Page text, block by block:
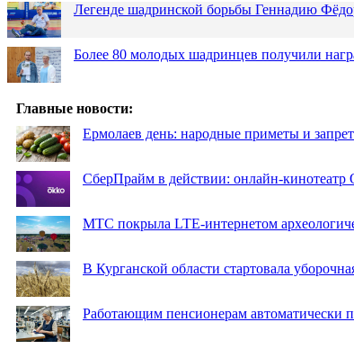
Легенде шадринской борьбы Геннадию
Более 80 молодых шадринцев получили
Главные новости:
Ермолаев день: народные приметы и
СберПрайм в действии: онлайн-кинотеатр
МТС покрыла LTE-интернетом
В Курганской области стартовала
Работающим пенсионерам автоматически